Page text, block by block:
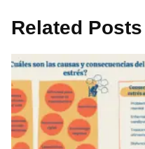
Related Posts